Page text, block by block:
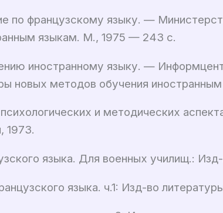
по французскому языку. —
языкам. М., 1975 — 243 с.
иностранному языку. —
новых методов обучения
и методических
1973.
языка. Для военных училищ.:
языка. ч.1: Изд-во